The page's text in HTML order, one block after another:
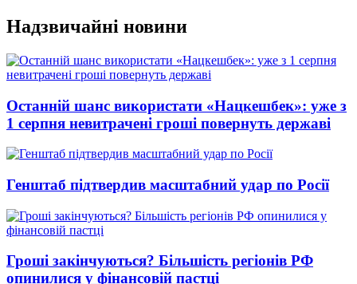
Перейти
до
вмісту
Надзвичайні новини
Останній шанс використати «Нацкешбек»: уже з
1 серпня невитрачені гроші повернуть державі
Генштаб підтвердив масштабний удар по Росії
Гроші закінчуються? Більшість регіонів РФ
опинилися у фінансовій пастці